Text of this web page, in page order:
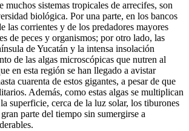
muchos sistemas tropicales de arrecifes, son
biológica. Por una parte, en los bancos
las corrientes y de los predadores mayores
de peces y organismos; por otro lado, las
de Yucatán y la intensa insolación
de las algas microscópicas que nutren al
en esta región se han llegado a avistar
cuarenta de estos gigantes, a pesar de que
Además, como estas algas se multiplican
superficie, cerca de la luz solar, los tiburones
parte del tiempo sin sumergirse a